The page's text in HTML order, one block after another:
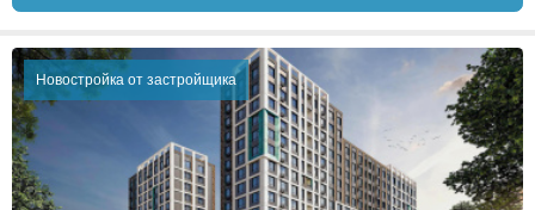
Новостройка от застройщика